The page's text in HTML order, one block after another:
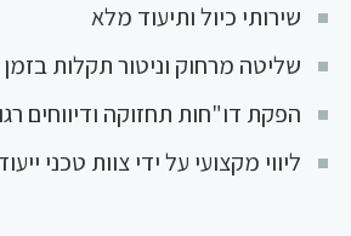
שירותי כיול ותיעוד מלא
שליטה מרחוק וניטור תקלות
הפקת דו"חות תחזוקה ודיווחים
ליווי מקצועי על ידי צוות טכני